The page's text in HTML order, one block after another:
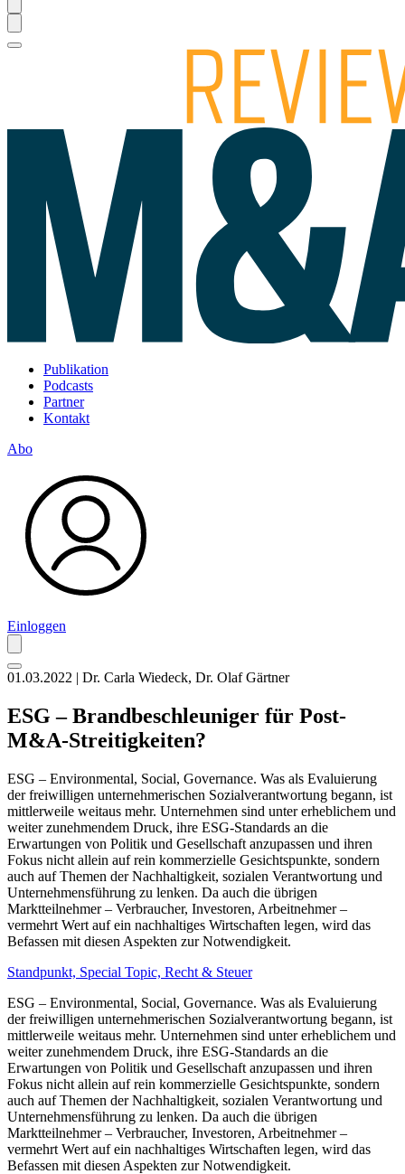
Publikation
Podcasts
Partner
Kontakt
Abo
Einloggen
01.03.2022 | Dr. Carla Wiedeck, Dr. Olaf Gärtner
ESG – Brandbeschleuniger für Post-
M&A-Streitigkeiten?
ESG – Environmental, Social, Governance. Was als Evaluierung
der freiwilligen unternehmerischen Sozialverantwortung begann, ist
mittlerweile weitaus mehr. Unternehmen sind unter erheblichem und
weiter zunehmendem Druck, ihre ESG-Standards an die
Erwartungen von Politik und Gesellschaft anzupassen und ihren
Fokus nicht allein auf rein kommerzielle Gesichtspunkte, sondern
auch auf Themen der Nachhaltigkeit, sozialen Verantwortung und
Unternehmensführung zu lenken. Da auch die übrigen
Marktteilnehmer – Verbraucher, Investoren, Arbeitnehmer –
vermehrt Wert auf ein nachhaltiges Wirtschaften legen, wird das
Befassen mit diesen Aspekten zur Notwendigkeit.
Standpunkt, Special Topic, Recht & Steuer
ESG – Environmental, Social, Governance. Was als Evaluierung
der freiwilligen unternehmerischen Sozialverantwortung begann, ist
mittlerweile weitaus mehr. Unternehmen sind unter erheblichem und
weiter zunehmendem Druck, ihre ESG-Standards an die
Erwartungen von Politik und Gesellschaft anzupassen und ihren
Fokus nicht allein auf rein kommerzielle Gesichtspunkte, sondern
auch auf Themen der Nachhaltigkeit, sozialen Verantwortung und
Unternehmensführung zu lenken. Da auch die übrigen
Marktteilnehmer – Verbraucher, Investoren, Arbeitnehmer –
vermehrt Wert auf ein nachhaltiges Wirtschaften legen, wird das
Befassen mit diesen Aspekten zur Notwendigkeit.